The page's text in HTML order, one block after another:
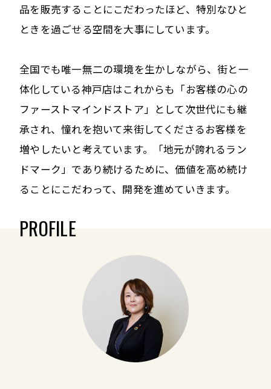
品を販売することにこだわったほど、特別なひと
ときを過ごせる空間を大事にしています。
全国でも唯一無二の環境を生かしながら、街と一
体化している神戸店はこれからも「お客様の心の
ファーストマインドストア」として次世代にも継
承され、憧れを抱いて来街してくださるお客様を
増やしたいと考えています。「地元が誇れるラン
ドマーク」であり続けるために、価値を高め続け
ることにこだわって、開発を進めていきます。
PROFILE